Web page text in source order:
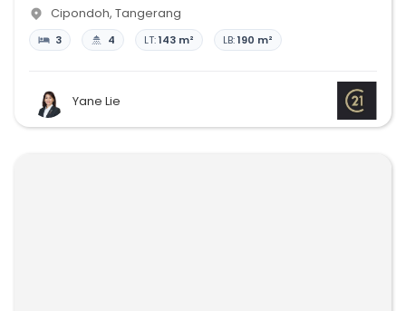
Cipondoh, Tangerang
3 4 LT:143 m² LB:190 m²
Yane Lie